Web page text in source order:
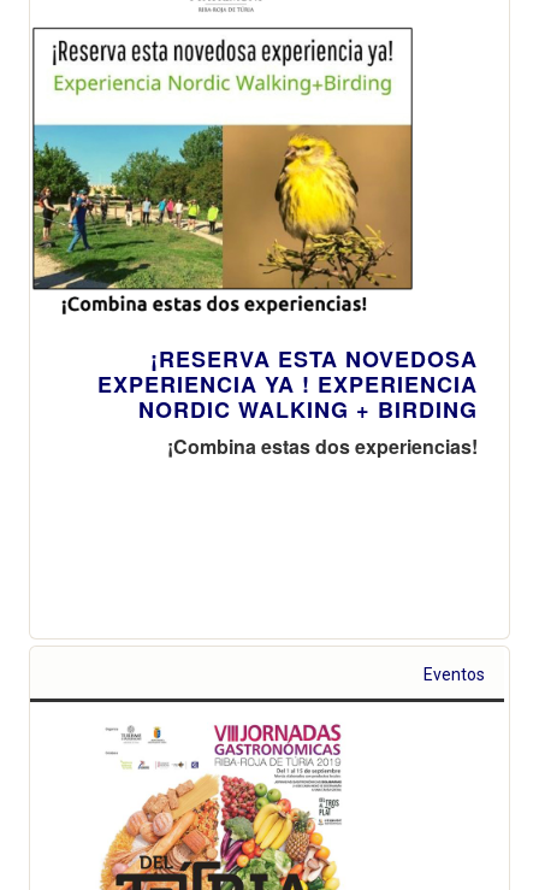
¡RESERVA ESTA NOVEDOSA
EXPERIENCIA YA ! EXPERIENCIA
NORDIC WALKING + BIRDING
¡Combina estas dos experiencias!
Eventos